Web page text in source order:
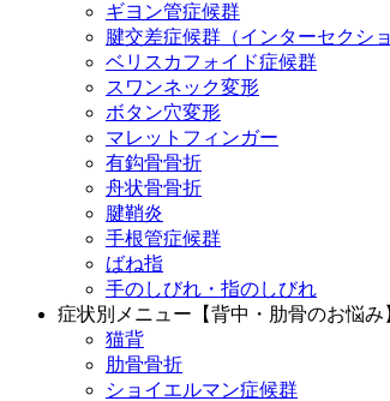
ギヨン管症候群
腱交差症候群（インターセクシ
ベリスカフォイド症候群
スワンネック変形
ボタン穴変形
マレットフィンガー
有鈎骨骨折
舟状骨骨折
腱鞘炎
手根管症候群
ばね指
手のしびれ・指のしびれ
症状別メニュー【背中・肋骨のお悩み
猫背
肋骨骨折
ショイエルマン症候群